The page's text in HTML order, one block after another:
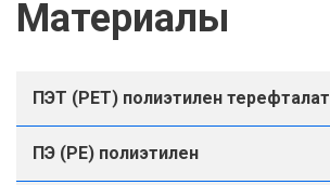
Материалы
ПЭТ (PET) полиэтилен терефталат
ПЭ (PE) полиэтилен